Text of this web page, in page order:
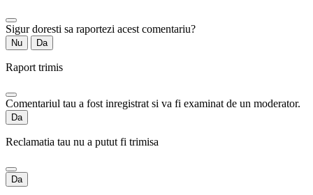
Sigur doresti sa raportezi acest comentariu?
Nu Da
Raport trimis
Comentariul tau a fost inregistrat si va fi examinat de un moderator.
Da
Reclamatia tau nu a putut fi trimisa
Da